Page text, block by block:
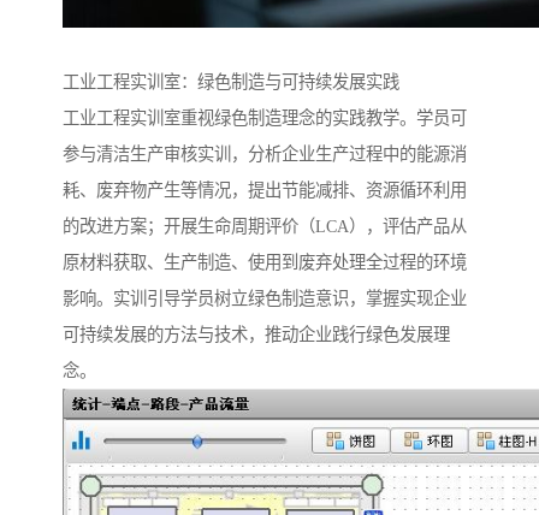
工业工程实训室：绿色制造与可持续发展实践​
工业工程实训室重视绿色制造理念的实践教学。学员可
参与清洁生产审核实训，分析企业生产过程中的能源消
耗、废弃物产生等情况，提出节能减排、资源循环利用
的改进方案；开展生命周期评价（LCA），评估产品从
原材料获取、生产制造、使用到废弃处理全过程的环境
影响。实训引导学员树立绿色制造意识，掌握实现企业
可持续发展的方法与技术，推动企业践行绿色发展理
念。​